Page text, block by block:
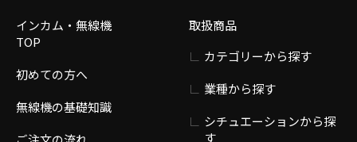
インカム・無線機
TOP
初めての方へ
無線機の基礎知識
取扱商品
カテゴリーから探す
業種から探す
シチュエーションから探
す